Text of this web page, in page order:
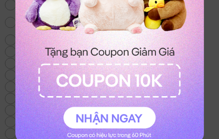
Voi Bông
Gấu Bông Totoro - mẫu gấu bông hot nhất
hiện nay
Chó Bông Husky
Gấu We Bare Bear
Balo & Túi Xách Gấu Bông
Thỏ Bông Kuromi
Gấu Bông Trung Thu
Thỏ Bông Melody
Mèo Bông Hoàng Thượng
Gấu Bông Con Bò
Balo Gấu Bông